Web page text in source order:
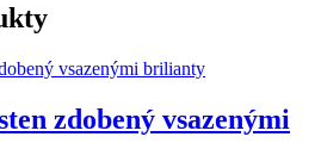
zdobený vsazenými